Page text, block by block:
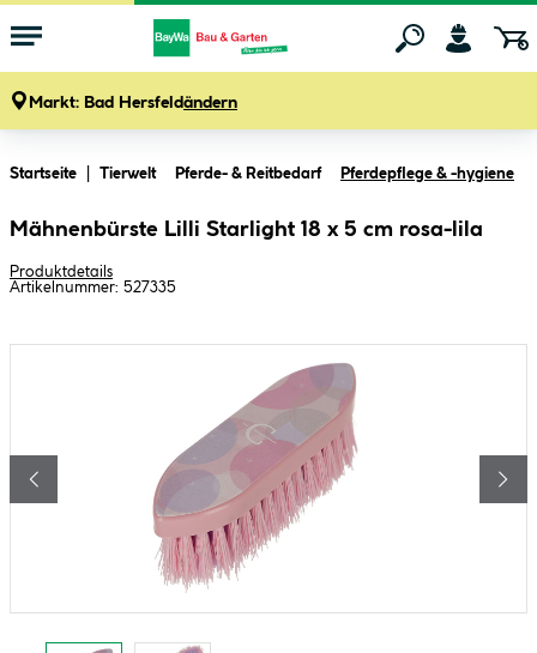
Markt: Bad Hersfeldändern
Startseite Tierwelt Pferde- & Reitbedarf Pferdepflege & -hygiene
Mähnenbürste Lilli Starlight 18 x 5 cm rosa-lila
Produktdetails
Artikelnummer: 527335